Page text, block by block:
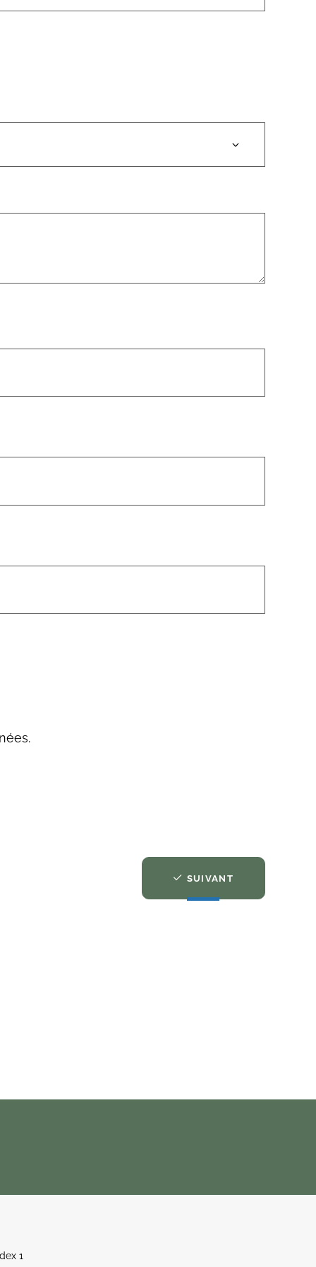
SUIVANT
1